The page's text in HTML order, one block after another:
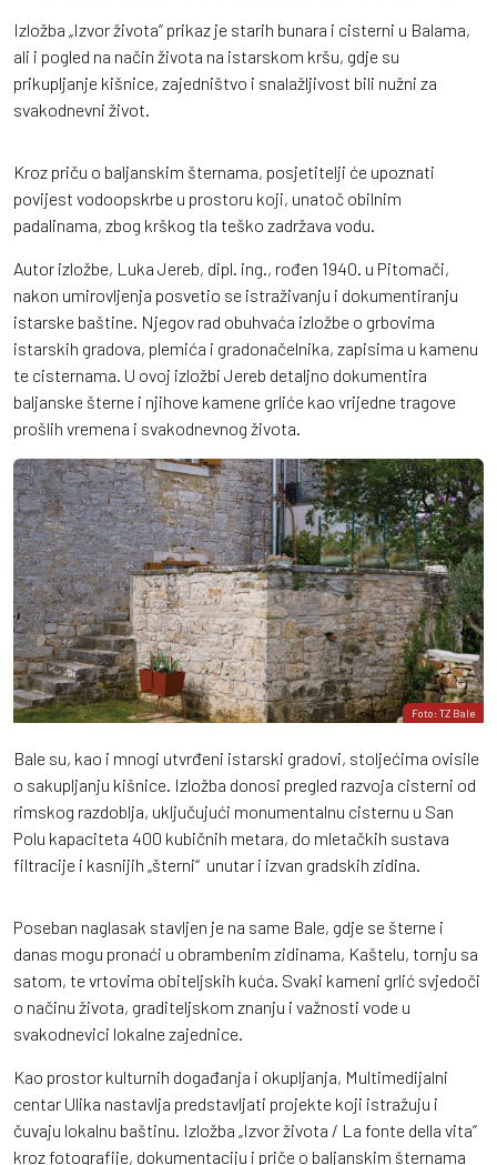
Izložba „Izvor života” prikaz je starih bunara i cisterni u Balama,
ali i pogled na način života na istarskom kršu, gdje su
prikupljanje kišnice, zajedništvo i snalažljivost bili nužni za
svakodnevni život.
Kroz priču o baljanskim šternama, posjetitelji će upoznati
povijest vodoopskrbe u prostoru koji, unatoč obilnim
padalinama, zbog krškog tla teško zadržava vodu.
Autor izložbe, Luka Jereb, dipl. ing., rođen 1940. u Pitomači,
nakon umirovljenja posvetio se istraživanju i dokumentiranju
istarske baštine. Njegov rad obuhvaća izložbe o grbovima
istarskih gradova, plemića i gradonačelnika, zapisima u kamenu
te cisternama. U ovoj izložbi Jereb detaljno dokumentira
baljanske šterne i njihove kamene grliće kao vrijedne tragove
prošlih vremena i svakodnevnog života.
Foto: TZ Bale
Bale su, kao i mnogi utvrđeni istarski gradovi, stoljećima ovisile
o sakupljanju kišnice. Izložba donosi pregled razvoja cisterni od
rimskog razdoblja, uključujući monumentalnu cisternu u San
Polu kapaciteta 400 kubičnih metara, do mletačkih sustava
filtracije i kasnijih „šterni“ unutar i izvan gradskih zidina.
Poseban naglasak stavljen je na same Bale, gdje se šterne i
danas mogu pronaći u obrambenim zidinama, Kaštelu, tornju sa
satom, te vrtovima obiteljskih kuća. Svaki kameni grlić svjedoči
o načinu života, graditeljskom znanju i važnosti vode u
svakodnevici lokalne zajednice.
Kao prostor kulturnih događanja i okupljanja, Multimedijalni
centar Ulika nastavlja predstavljati projekte koji istražuju i
čuvaju lokalnu baštinu. Izložba „Izvor života / La fonte della vita”
kroz fotografije, dokumentaciju i priče o baljanskim šternama